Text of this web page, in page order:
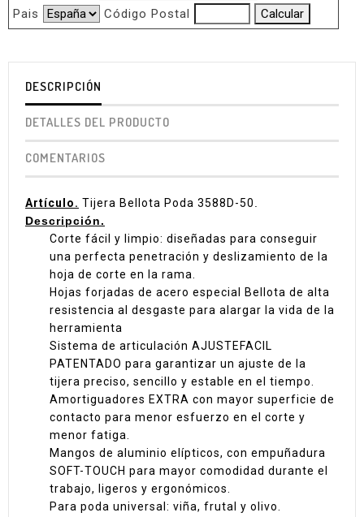
Pais
Código Postal
DESCRIPCIÓN
DETALLES DEL PRODUCTO
COMENTARIOS
Artículo. Tijera Bellota Poda 3588D-50
Descripción.
Corte fácil y limpio: diseñadas para conseguir
una perfecta penetración y deslizamiento de la
hoja de corte en la rama.
Hojas forjadas de acero especial Bellota de alta
resistencia al desgaste para alargar la vida de la
herramienta
Sistema de articulación AJUSTEFACIL
PATENTADO para garantizar un ajuste de la
tijera preciso, sencillo y estable en el tiempo.
Amortiguadores EXTRA con mayor superficie de
contacto para menor esfuerzo en el corte y
menor fatiga.
Mangos de aluminio elípticos, con empuñadura
SOFT-TOUCH para mayor comodidad durante el
trabajo, ligeros y ergonómicos.
Para poda universal: viña, frutal y olivo.